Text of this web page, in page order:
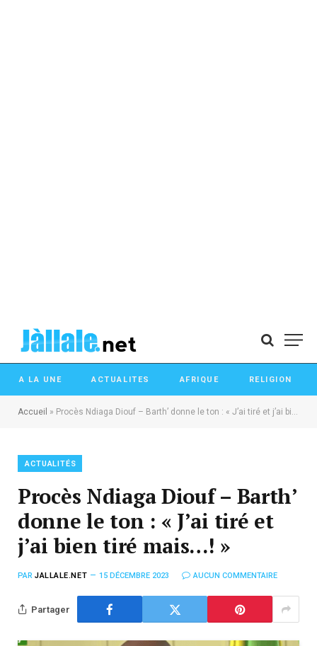
A LA UNE ACTUALITES AFRIQUE RELIGION
Accueil » Procès Ndiaga Diouf – Barth’ donne le ton : « J’ai tiré et j’ai bien tiré mais…! »
ACTUALITÉS
Procès Ndiaga Diouf – Barth’
donne le ton : « J’ai tiré et
j’ai bien tiré mais…! »
PAR JALLALE.NET 15 DÉCEMBRE 2023 AUCUN COMMENTAIRE
Partager